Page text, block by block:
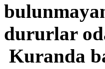
dururlar
Kuranda